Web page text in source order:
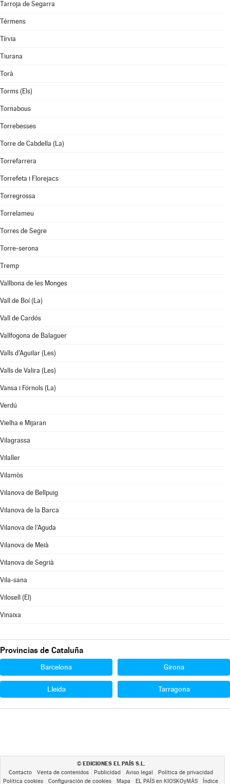
Tarroja de Segarra
Térmens
Tírvia
Tiurana
Torà
Torms (Els)
Tornabous
Torrebesses
Torre de Cabdella (La)
Torrefarrera
Torrefeta i Florejacs
Torregrossa
Torrelameu
Torres de Segre
Torre-serona
Tremp
Vallbona de les Monges
Vall de Boí (La)
Vall de Cardós
Vallfogona de Balaguer
Valls d'Aguilar (Les)
Valls de Valira (Les)
Vansa i Fórnols (La)
Verdú
Vielha e Mijaran
Vilagrassa
Vilaller
Vilamòs
Vilanova de Bellpuig
Vilanova de la Barca
Vilanova de l'Aguda
Vilanova de Meià
Vilanova de Segrià
Vila-sana
Vilosell (El)
Vinaixa
Provincias de Cataluña
Barcelona Girona
Lleida Tarragona
© EDICIONES EL PAÍS S.L.
Contacto Venta de contenidos Publicidad Aviso legal
Política de privacidad
Política cookies
Configuración de cookies Mapa EL PAÍS en KIOSKOyMÁS Índice